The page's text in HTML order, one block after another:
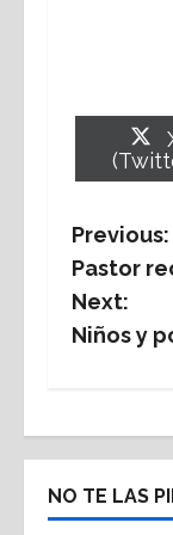
P
o
s
n
a
Previous:
Pastor
Next:
Niños y
NO TE LAS